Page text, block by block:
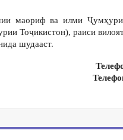
маориф ва илми
Тоҷикистон), раиси
шудааст.